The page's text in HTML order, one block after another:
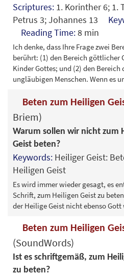
Scriptures: 1. Korinther 6; 1.
Petrus 3; Johannes 13
Reading Time:8 min
Ich denke, dass Ihre Frage zwei
berührt: (1) den Bereich göttlicher
Kinder Gottes; und (2) den
ungläubigen Menschen. Wenn es
Beten zum Heiligen
Briem)
Warum sollen wir nicht zum
Geist beten?
Keywords: Heiliger Geist:
Heiligen Geist
Es wird immer wieder gesagt, es
Schrift, zum Heiligen Geist zu
der Heilige Geist nicht ebenso
Beten zum Heiligen
(SoundWords)
Ist es schriftgemäß, zum
zu beten?